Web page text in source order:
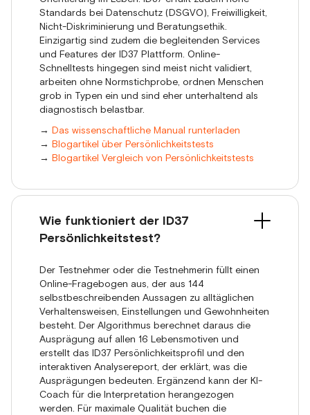
Standards bei Datenschutz (DSGVO), Freiwilligkeit,
Nicht-Diskriminierung und Beratungsethik.
Einzigartig sind zudem die begleitenden Services
und Features der ID37 Plattform. Online-
Schnelltests hingegen sind meist nicht validiert,
arbeiten ohne Normstichprobe, ordnen Menschen
grob in Typen ein und sind eher unterhaltend als
diagnostisch belastbar.
→ Das wissenschaftliche Manual runterladen
→ Blogartikel über Persönlichkeitstests
→ Blogartikel Vergleich von Persönlichkeitstests
Wie funktioniert der ID37
Persönlichkeitstest?
Der Testnehmer oder die Testnehmerin füllt einen
Online-Fragebogen aus, der aus 144
selbstbeschreibenden Aussagen zu alltäglichen
Verhaltensweisen, Einstellungen und Gewohnheiten
besteht. Der Algorithmus berechnet daraus die
Ausprägung auf allen 16 Lebensmotiven und
erstellt das ID37 Persönlichkeitsprofil und den
interaktiven Analysereport, der erklärt, was die
Ausprägungen bedeuten. Ergänzend kann der KI-
Coach für die Interpretation herangezogen
werden. Für maximale Qualität buchen die